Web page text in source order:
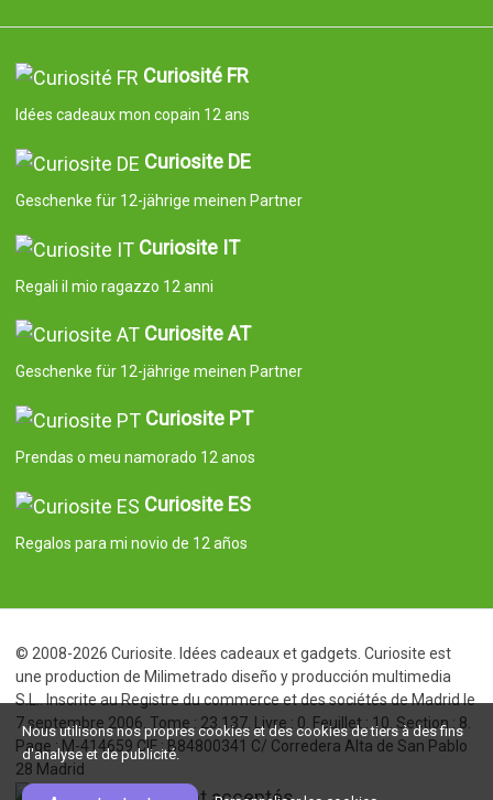
Curiosité FR
Idées cadeaux mon copain 12 ans
Curiosite DE
Geschenke für 12-jährige meinen Partner
Curiosite IT
Regali il mio ragazzo 12 anni
Curiosite AT
Geschenke für 12-jährige meinen Partner
Curiosite PT
Prendas o meu namorado 12 anos
Curiosite ES
Regalos para mi novio de 12 años
© 2008-2026 Curiosite. Idées cadeaux et gadgets. Curiosite est
une production de Milimetrado diseño y producción multimedia
S.L.. Inscrite au Registre du commerce et des sociétés de Madrid le
7 septembre 2006. Tome : 23.137. Livre : 0. Feuillet : 10. Section : 8.
Page : M-414659 CIF : B84800341 C/ Corredera Alta de San Pablo
28 Madrid
Nous utilisons nos propres cookies et des cookies de tiers à des fins
d'analyse et de publicité.